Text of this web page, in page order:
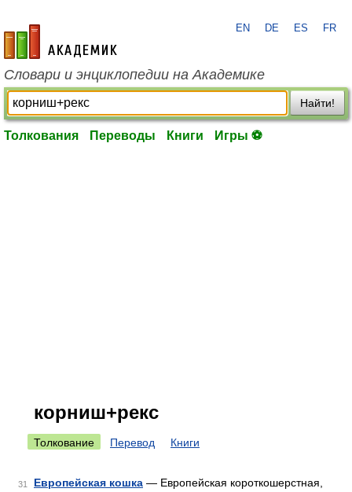
academic.ru
EN DE ES FR
Словари и энциклопедии на Академике
Найти!
Толкования Переводы Книги Игры ⚽
корниш+рекс
Толкование Перевод Книги
31 Европейская кошка — Европейская короткошерстная,